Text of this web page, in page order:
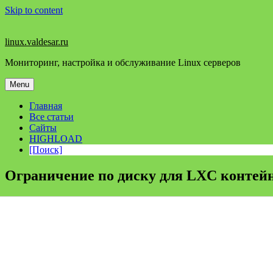
Skip to content
linux.valdesar.ru
Мониторинг, настройка и обслуживание Linux серверов
Menu
Главная
Все статьи
Сайты
HIGHLOAD
[Поиск]
Ограничение по диску для LXC